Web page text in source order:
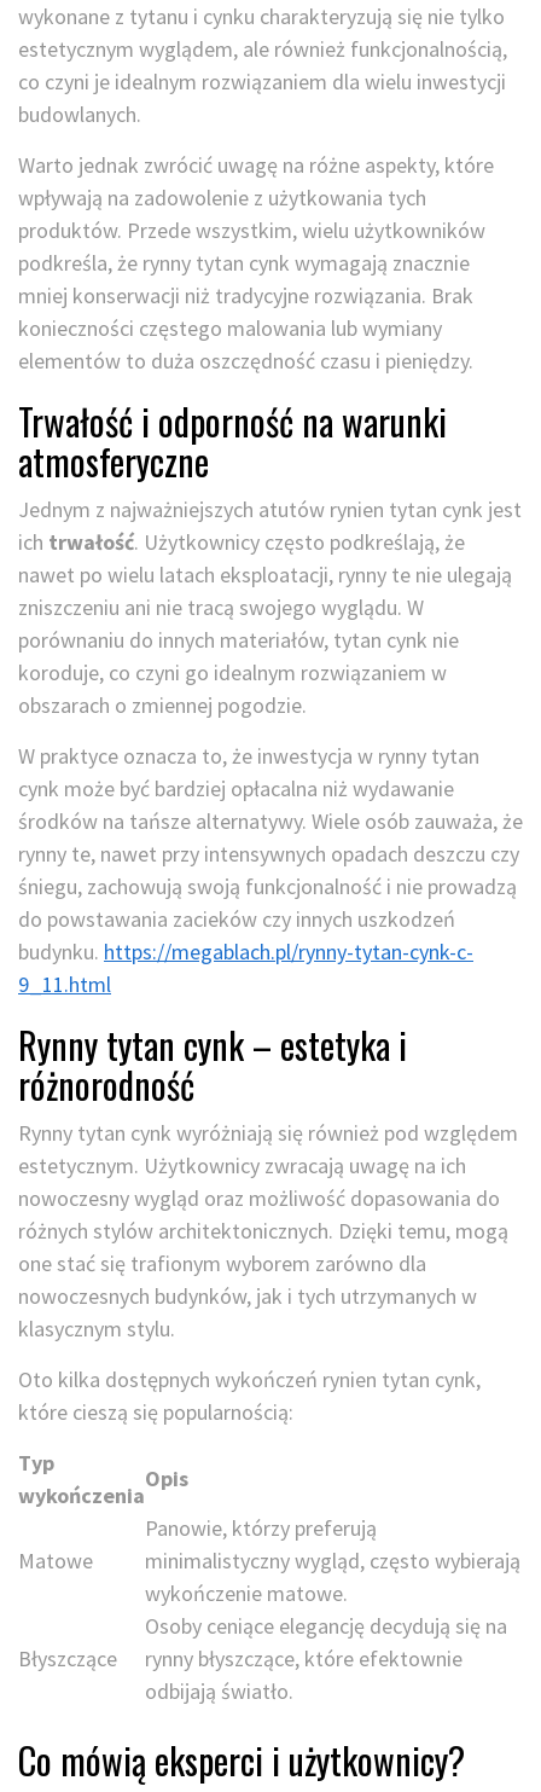
wykonane z tytanu i cynku charakteryzują się nie tylko
estetycznym wyglądem, ale również funkcjonalnością,
co czyni je idealnym rozwiązaniem dla wielu inwestycji
budowlanych.
Warto jednak zwrócić uwagę na różne aspekty, które
wpływają na zadowolenie z użytkowania tych
produktów. Przede wszystkim, wielu użytkowników
podkreśla, że rynny tytan cynk wymagają znacznie
mniej konserwacji niż tradycyjne rozwiązania. Brak
konieczności częstego malowania lub wymiany
elementów to duża oszczędność czasu i pieniędzy.
Trwałość i odporność na warunki
atmosferyczne
Jednym z najważniejszych atutów rynien tytan cynk jest
ich trwałość. Użytkownicy często podkreślają, że
nawet po wielu latach eksploatacji, rynny te nie ulegają
zniszczeniu ani nie tracą swojego wyglądu. W
porównaniu do innych materiałów, tytan cynk nie
koroduje, co czyni go idealnym rozwiązaniem w
obszarach o zmiennej pogodzie.
W praktyce oznacza to, że inwestycja w rynny tytan
cynk może być bardziej opłacalna niż wydawanie
środków na tańsze alternatywy. Wiele osób zauważa, że
rynny te, nawet przy intensywnych opadach deszczu czy
śniegu, zachowują swoją funkcjonalność i nie prowadzą
do powstawania zacieków czy innych uszkodzeń
budynku. https://megablach.pl/rynny-tytan-cynk-c-
9_11.html
Rynny tytan cynk – estetyka i
różnorodność
Rynny tytan cynk wyróżniają się również pod względem
estetycznym. Użytkownicy zwracają uwagę na ich
nowoczesny wygląd oraz możliwość dopasowania do
różnych stylów architektonicznych. Dzięki temu, mogą
one stać się trafionym wyborem zarówno dla
nowoczesnych budynków, jak i tych utrzymanych w
klasycznym stylu.
Oto kilka dostępnych wykończeń rynien tytan cynk,
które cieszą się popularnością:
Typ
wykończenia
Opis
Matowe
Panowie, którzy preferują
minimalistyczny wygląd, często wybierają
wykończenie matowe.
Błyszczące
Osoby ceniące elegancję decydują się na
rynny błyszczące, które efektownie
odbijają światło.
Co mówią eksperci i użytkownicy?